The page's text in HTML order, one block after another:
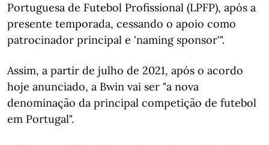
Portuguesa de Futebol Profissional (LPFP), após a
presente temporada, cessando o apoio como
patrocinador principal e 'naming sponsor'".
Assim, a partir de julho de 2021, após o acordo
hoje anunciado, a Bwin vai ser "a nova
denominação da principal competição de futebol
em Portugal".